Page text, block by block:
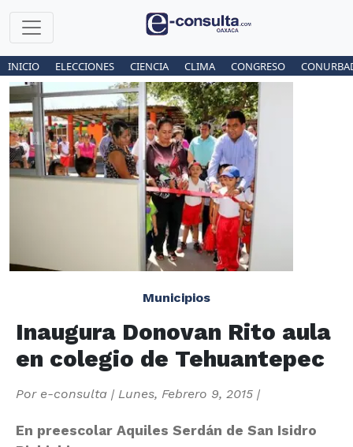
INICIO ELECCIONES CIENCIA CLIMA CONGRESO
Municipios
Inaugura Donovan Rito aula
en colegio de Tehuantepec
Por e-consulta | Lunes, Febrero 9, 2015 |
En preescolar Aquiles Serdán de San Isidro